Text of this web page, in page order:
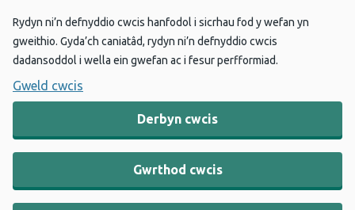
Rydyn ni’n defnyddio cwcis hanfodol i sicrhau fod y wefan yn
gweithio. Gyda’ch caniatâd, rydyn ni’n defnyddio cwcis
dadansoddol i wella ein gwefan ac i fesur perfformiad.
Gweld cwcis
Derbyn cwcis
Gwrthod cwcis